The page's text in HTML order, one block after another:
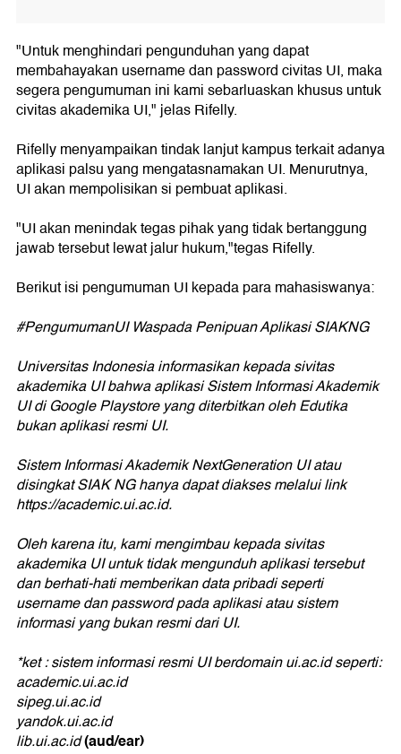
"Untuk menghindari pengunduhan yang dapat
membahayakan username dan password civitas UI, maka
segera pengumuman ini kami sebarluaskan khusus untuk
civitas akademika UI," jelas Rifelly.
Rifelly menyampaikan tindak lanjut kampus terkait adanya
aplikasi palsu yang mengatasnamakan UI. Menurutnya,
UI akan mempolisikan si pembuat aplikasi.
"UI akan menindak tegas pihak yang tidak bertanggung
jawab tersebut lewat jalur hukum,"tegas Rifelly.
Berikut isi pengumuman UI kepada para mahasiswanya:
#PengumumanUI Waspada Penipuan Aplikasi SIAKNG
Universitas Indonesia informasikan kepada sivitas
akademika UI bahwa aplikasi Sistem Informasi Akademik
UI di Google Playstore yang diterbitkan oleh Edutika
bukan aplikasi resmi UI.
Sistem Informasi Akademik NextGeneration UI atau
disingkat SIAK NG hanya dapat diakses melalui link
https://academic.ui.ac.id.
Oleh karena itu, kami mengimbau kepada sivitas
akademika UI untuk tidak mengunduh aplikasi tersebut
dan berhati-hati memberikan data pribadi seperti
username dan password pada aplikasi atau sistem
informasi yang bukan resmi dari UI.
*ket : sistem informasi resmi UI berdomain ui.ac.id seperti:
academic.ui.ac.id
sipeg.ui.ac.id
yandok.ui.ac.id
lib.ui.ac.id(aud/ear)